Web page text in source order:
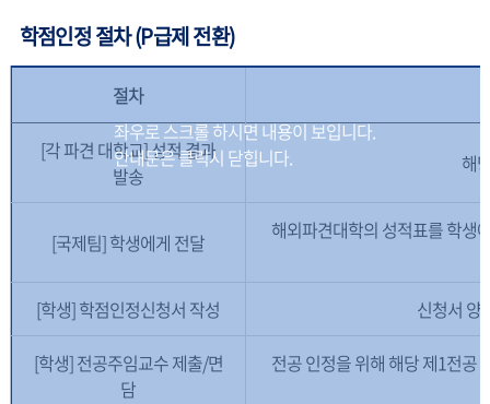
학점인정 절차 (P급제 전환)
절차
[각 파견 대학교] 성적 결과
발송
해
[국제팀] 학생에게 전달 해외파견대학의 성적표를 학생
[학생] 학점인정신청서 작성 신청서 양
[학생] 전공주임교수 제출/면
담
전공 인정을 위해 해당 제1전공